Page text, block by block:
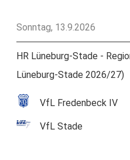
Sonntag, 13.9.2026
HR Lüneburg-Stade -
Lüneburg-Stade 2026/27)
VfL Fredenbeck IV
VfL Stade